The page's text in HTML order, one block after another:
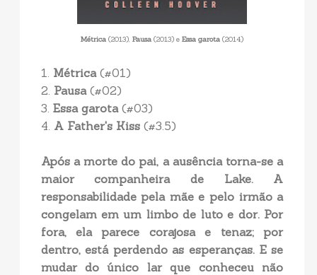
Métrica(2013), Pausa(2013) e Essa garota(2014)
1. Métrica(#01)
2. Pausa(#02)
3. Essa garota(#03)
4. A Father's Kiss(#3.5)
Após a morte do pai, a ausência torna-se a
maior companheira de Lake. A
responsabilidade pela mãe e pelo irmão a
congelam em um limbo de luto e dor. Por
fora, ela parece corajosa e tenaz; por
dentro, está perdendo as esperanças. E se
mudar do único lar que conheceu não